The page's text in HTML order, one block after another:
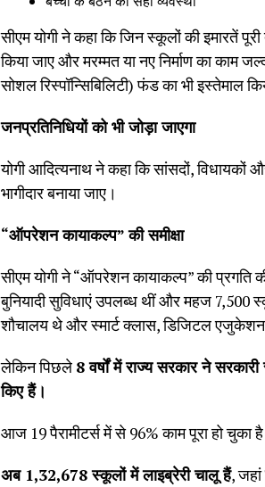
सीएम योगी ने कहा कि जिन स्कूलों की इमारतें
किया जाए और मरम्मत या नए निर्माण का काम
सोशल रिस्पॉन्सिबिलिटी) फंड का भी इस्तेमाल
जनप्रतिनिधियों को भी जोड़ा जाएगा
योगी आदित्यनाथ ने कहा कि सांसदों, विधायकों
भागीदार बनाया जाए।
“ऑपरेशन कायाकल्प” की समीक्षा
सीएम योगी ने “ऑपरेशन कायाकल्प” की प्रगति
बुनियादी सुविधाएं उपलब्ध थीं और महज
शौचालय थे और स्मार्ट क्लास, डिजिटल
लेकिन पिछले 8वर्षों में राज्य सरकार ने
किए हैं।
आज 19 पैरामीटर्स में से 96% काम पूरा हो चुका
अब 1,32,678स्कूलों में लाइब्रेरी चालू हैं, जहां